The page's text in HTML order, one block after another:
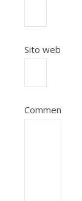
Sito web
Commento